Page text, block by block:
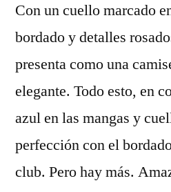
Con un cuello marcado
bordado y detalles
presenta como una
elegante. Todo esto, en
azul en las mangas y
perfección con el
club. Pero hay más.